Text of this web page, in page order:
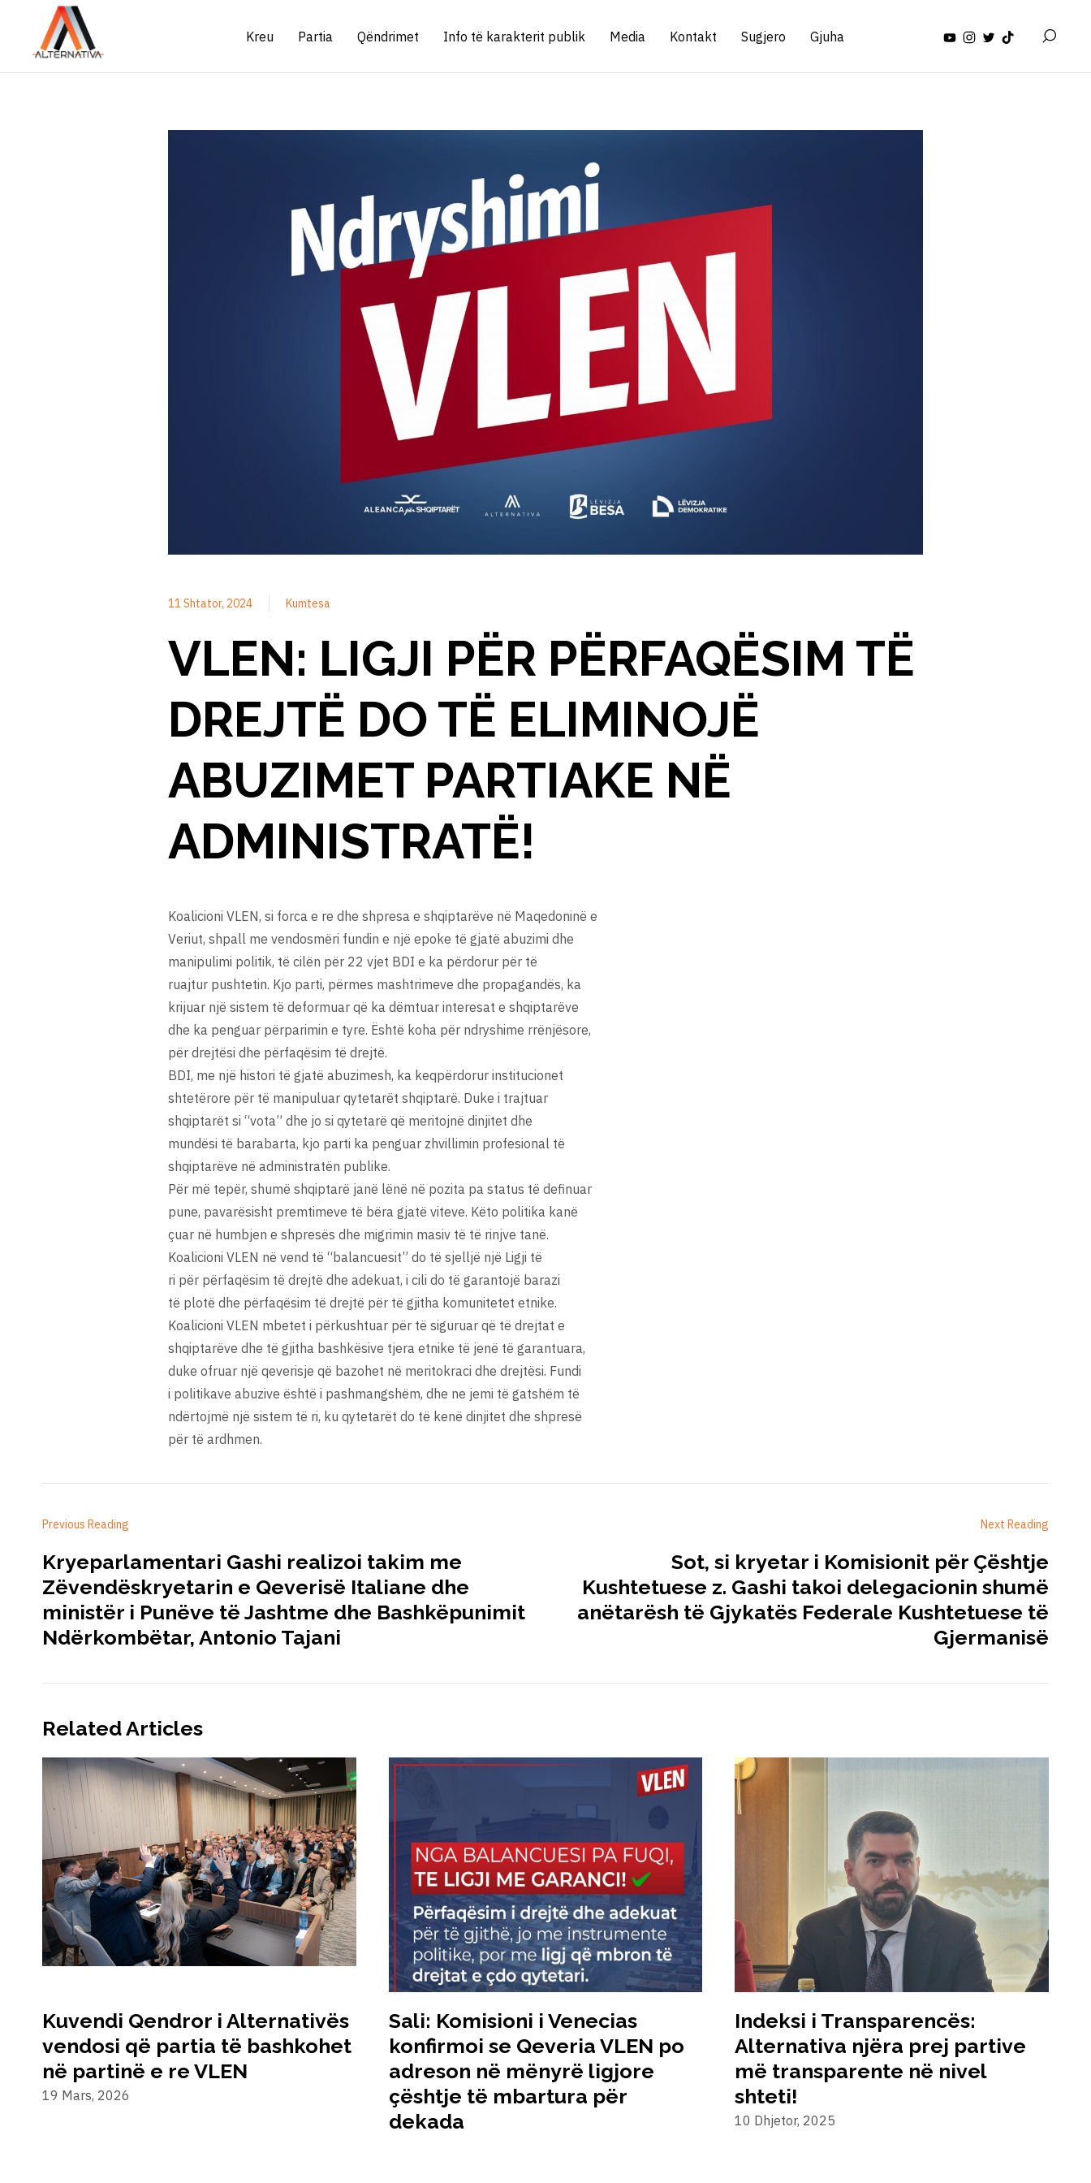
Kreu Partia Qëndrimet Info të karakterit publik Media Kontakt Sugjero Gjuha
11 Shtator, 2024 Kumtesa
VLEN: LIGJI PËR PËRFAQËSIM TË
DREJTË DO TË ELIMINOJË
ABUZIMET PARTIAKE NË
ADMINISTRATË!
Koalicioni VLEN, si forca e re dhe shpresa e shqiptarëve në Maqedoninë e
Veriut, shpall me vendosmëri fundin e një epoke të gjatë abuzimi dhe
manipulimi politik, të cilën për 22 vjet BDI e ka përdorur për të
ruajtur pushtetin. Kjo parti, përmes mashtrimeve dhe propagandës, ka
krijuar një sistem të deformuar që ka dëmtuar interesat e shqiptarëve
dhe ka penguar përparimin e tyre. Është koha për ndryshime rrënjësore,
për drejtësi dhe përfaqësim të drejtë.
BDI, me një histori të gjatë abuzimesh, ka keqpërdorur institucionet
shtetërore për të manipuluar qytetarët shqiptarë. Duke i trajtuar
shqiptarët si “vota” dhe jo si qytetarë që meritojnë dinjitet dhe
mundësi të barabarta, kjo parti ka penguar zhvillimin profesional të
shqiptarëve në administratën publike.
Për më tepër, shumë shqiptarë janë lënë në pozita pa status të definuar
pune, pavarësisht premtimeve të bëra gjatë viteve. Këto politika kanë
çuar në humbjen e shpresës dhe migrimin masiv të të rinjve tanë.
Koalicioni VLEN në vend të “balancuesit” do të sjelljë një Ligji të
ri për përfaqësim të drejtë dhe adekuat, i cili do të garantojë barazi
të plotë dhe përfaqësim të drejtë për të gjitha komunitetet etnike.
Koalicioni VLEN mbetet i përkushtuar për të siguruar që të drejtat e
shqiptarëve dhe të gjitha bashkësive tjera etnike të jenë të garantuara,
duke ofruar një qeverisje që bazohet në meritokraci dhe drejtësi. Fundi
i politikave abuzive është i pashmangshëm, dhe ne jemi të gatshëm të
ndërtojmë një sistem të ri, ku qytetarët do të kenë dinjitet dhe shpresë
për të ardhmen.
Previous Reading
Kryeparlamentari Gashi realizoi takim me
Zëvendëskryetarin e Qeverisë Italiane dhe
ministër i Punëve të Jashtme dhe Bashkëpunimit
Ndërkombëtar, Antonio Tajani
Next Reading
Sot, si kryetar i Komisionit për Çështje
Kushtetuese z. Gashi takoi delegacionin shumë
anëtarësh të Gjykatës Federale Kushtetuese të
Gjermanisë
Related Articles
Kuvendi Qendror i Alternativës
vendosi që partia të bashkohet
në partinë e re VLEN
19 Mars, 2026
Sali: Komisioni i Venecias
konfirmoi se Qeveria VLEN po
adreson në mënyrë ligjore
çështje të mbartura për
dekada
Indeksi i Transparencës:
Alternativa njëra prej partive
më transparente në nivel
shteti!
10 Dhjetor, 2025